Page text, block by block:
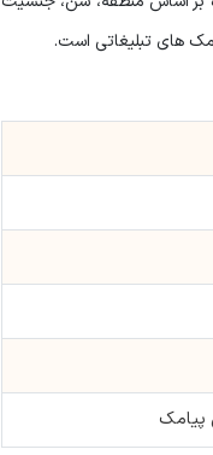
های تبلیغاتی است.
پیامک